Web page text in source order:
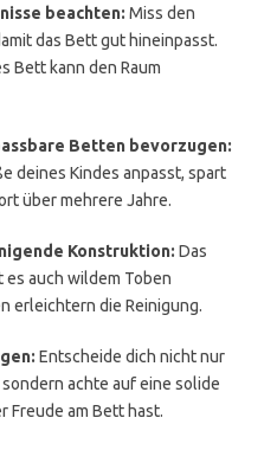
beachten: Miss den
das Bett gut hineinpasst.
Bett kann den Raum
Betten bevorzugen:
deines Kindes anpasst, spart
über mehrere Jahre.
Konstruktion: Das
auch wildem Toben
erleichtern die Reinigung.
Entscheide dich nicht nur
achte auf eine solide
Freude am Bett hast.